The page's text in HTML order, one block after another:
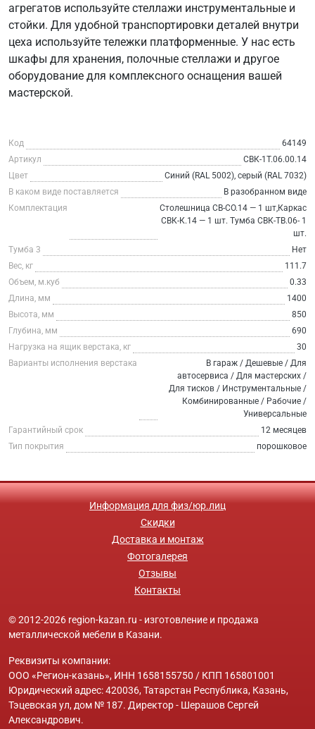
агрегатов используйте стеллажи инструментальные и
стойки. Для удобной транспортировки деталей внутри
цеха используйте тележки платформенные. У нас есть
шкафы для хранения, полочные стеллажи и другое
оборудование для комплексного оснащения вашей
мастерской.
Код
64149
Артикул
СВК-1Т.06.00.14
Цвет
Синий (RAL 5002), серый (RAL 7032)
В каком виде поставляется
В разобранном виде
Комплектация
Столешница СВ-СО.14 — 1 шт,Каркас
СВК-К.14 — 1 шт. Тумба СВК-ТВ.06- 1
шт.
Тумба 3
Нет
Вес, кг
111.7
Объем, м.куб
0.33
Длина, мм
1400
Высота, мм
850
Глубина, мм
690
Нагрузка на ящик верстака, кг
30
Варианты исполнения верстака
В гараж / Дешевые / Для
автосервиса / Для мастерских /
Для тисков / Инструментальные /
Комбинированные / Рабочие /
Универсальные
Гарантийный срок
12 месяцев
Тип покрытия
порошковое
Информация для физ/юр.лиц
Скидки
Доставка и монтаж
Фотогалерея
Отзывы
Контакты
© 2012-2026 region-kazan.ru - изготовление и продажа
металлической мебели в Казани.
Реквизиты компании:
ООО «Регион-казань», ИНН 1658155750 / КПП 165801001
Юридический адрес: 420036, Татарстан Республика, Казань,
Тэцевская ул, дом № 187. Директор - Шерашов Сергей
Александрович.